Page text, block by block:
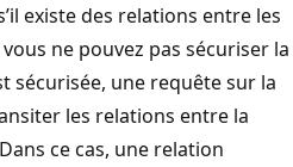
existe des relations entre les
ne pouvez pas sécuriser la
sécurisée, une requête sur la
les relations entre la
ce cas, une relation